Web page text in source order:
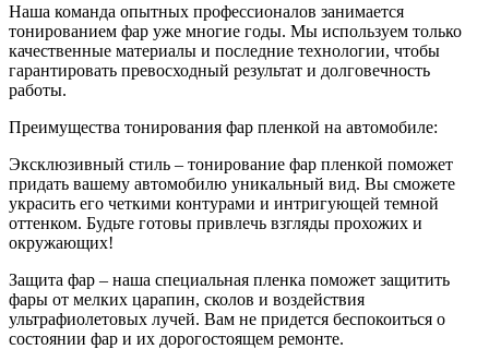
Наша команда опытных профессионалов занимается
тонированием фар уже многие годы. Мы используем только
качественные материалы и последние технологии, чтобы
гарантировать превосходный результат и долговечность
работы.
Преимущества тонирования фар пленкой на автомобиле:
Эксклюзивный стиль – тонирование фар пленкой поможет
придать вашему автомобилю уникальный вид. Вы сможете
украсить его четкими контурами и интригующей темной
оттенком. Будьте готовы привлечь взгляды прохожих и
окружающих!
Защита фар – наша специальная пленка поможет защитить
фары от мелких царапин, сколов и воздействия
ультрафиолетовых лучей. Вам не придется беспокоиться о
состоянии фар и их дорогостоящем ремонте.